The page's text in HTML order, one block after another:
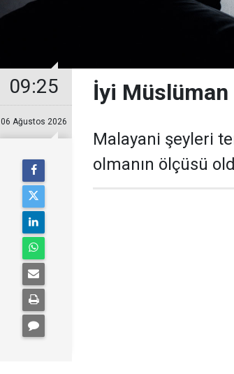
09:25
06 Ağustos 2026
İyi Müslüman
Malayani şeyleri
olmanın ölçüsü